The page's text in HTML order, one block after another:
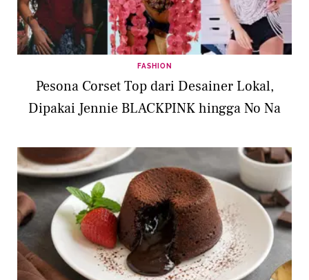
FASHION
Pesona Corset Top dari Desainer Lokal,
Dipakai Jennie BLACKPINK hingga No Na